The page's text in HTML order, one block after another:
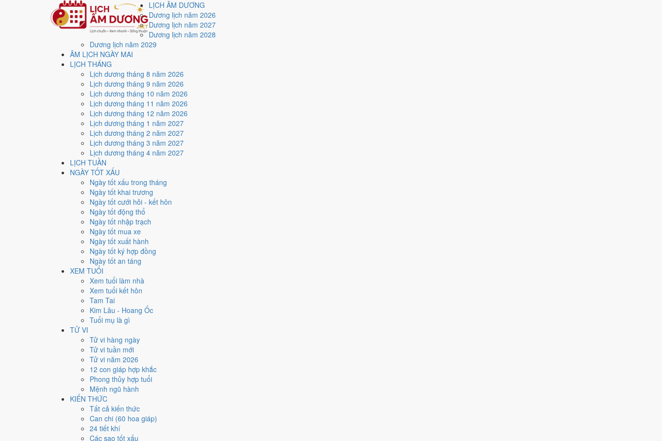
LỊCH ÂM DƯƠNG
Dương lịch năm 2026
Dương lịch năm 2027
Dương lịch năm 2028
Dương lịch năm 2029
ÂM LỊCH NGÀY MAI
LỊCH THÁNG
Lịch dương tháng 8 năm 2026
Lịch dương tháng 9 năm 2026
Lịch dương tháng 10 năm 2026
Lịch dương tháng 11 năm 2026
Lịch dương tháng 12 năm 2026
Lịch dương tháng 1 năm 2027
Lịch dương tháng 2 năm 2027
Lịch dương tháng 3 năm 2027
Lịch dương tháng 4 năm 2027
LỊCH TUẦN
NGÀY TỐT XẤU
Ngày tốt xấu trong tháng
Ngày tốt khai trương
Ngày tốt cưới hỏi - kết hôn
Ngày tốt động thổ
Ngày tốt nhập trạch
Ngày tốt mua xe
Ngày tốt xuất hành
Ngày tốt ký hợp đồng
Ngày tốt an táng
XEM TUỔI
Xem tuổi làm nhà
Xem tuổi kết hôn
Tam Tai
Kim Lâu - Hoang Ốc
Tuổi mụ là gì
TỬ VI
Tử vi hàng ngày
Tử vi tuần mới
Tử vi năm 2026
12 con giáp hợp khắc
Phong thủy hợp tuổi
Mệnh ngũ hành
KIẾN THỨC
Tất cả kiến thức
Can chi (60 hoa giáp)
24 tiết khí
Các sao tốt xấu
Trang chủ
Lịch năm 2020
Tháng 1/2020
Ngày 7/1/2020 (Kỷ Dậu)
Xem ngày7/1/2020
Ngày 7/1/2020 dương lịch (Thứ Ba) là ngày 13/12/2019 âm lịch
với điểm trung bình 5.7/10 cho các việc quan trọng. Giờ Hoàng Đạo trong ngày:
Ngày Dương
Thứ Ba
Tháng 1 năm 2020
Tháng 12 âm năm 2019
Kỷ Dậu
Ngày Kỷ Dậu có Trực
với công việc thường ngày.
Sửu, Tỵ, Thìnhợp ngày; tuổi
Ngày 7/1/2020 tốt hay xấu cho việc gì?
Ngày 7/1/2020 đạt5.7/10
việc) nhưng gặp Sao Câu Trận hắc đạo nên điểm từng việc chênh nhau như bảng dưới.
Cưới hỏi - đính hôn
Trung bình